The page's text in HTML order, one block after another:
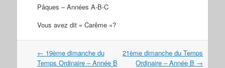
Pâques – Années A-B-C
Vous avez dit « Carême »?
Navigation
dans
← 19ème dimanche du
Temps Ordinaire – Année B
21ème dimanche du Temps
Ordinaire – Année B →